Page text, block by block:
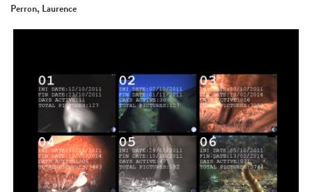
Perron, Laurence